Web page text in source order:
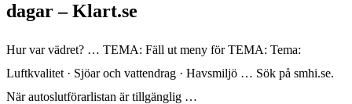
dagar – Klart.se
Hur var vädret? … TEMA: Fäll ut meny för TEMA: Tema:
Luftkvalitet · Sjöar och vattendrag · Havsmiljö … Sök på smhi.se.
När autoslutförarlistan är tillgänglig …